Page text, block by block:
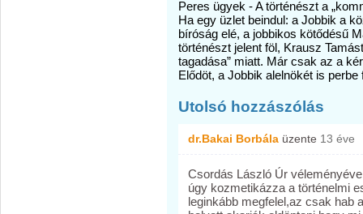
Peres ügyek - A történészt a
Ha egy üzlet beindul: a Jobbik a
bíróság elé, a jobbikos kötődésű
történészt jelent föl, Krausz
tagadása” miatt. Már csak az a
Elődöt, a Jobbik alelnökét is perbe
Utolsó hozzászólás
dr.Bakai Borbála üzente 13 éve
Csordás László Úr
úgy kozmetikázza a történelmi
leginkább megfelel,az csak hab